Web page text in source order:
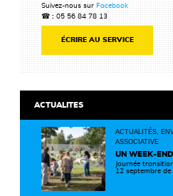
Suivez-nous surFacebook
☎ : 05 56 84 78 13
ÉCRIRE AU SERVICE
ACTUALITES
ACTUALITÉS,
ASSOCIATIVE
UN WEEK-
Journée
12 septembre de